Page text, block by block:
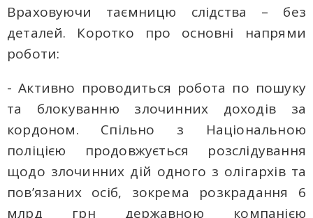
Враховуючи таємницю слідства – без
деталей. Коротко про основні напрями
роботи:
- Активно проводиться робота по пошуку
та блокуванню злочинних доходів за
кордоном. Спільно з Національною
поліцією продовжується розслідування
щодо злочинних дій одного з олігархів та
повʼязаних осіб, зокрема розкрадання 6
млрд грн державною компанією